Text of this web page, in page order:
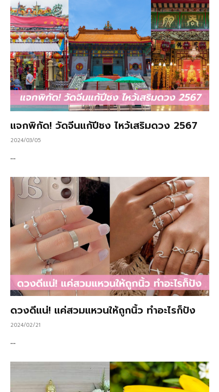
แจกพิกัด! วัดจีนแก้ปีชง ไหว้เสริมดวง 2567
2024/03/05
…
ดวงดีแน่! แค่สวมแหวนให้ถูกนิ้ว ทำอะไรก็ปัง
2024/02/21
…